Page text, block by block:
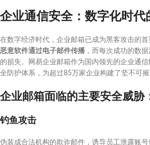
企业通信安全：数字化时代
在数字经济时代，企业邮箱已成为黑客攻击的首
恶意软件通过电子邮件传播 ，而每次成功的数
的损失。网易企业邮箱作为国内领先的企业通
全防护体系，为超过85万家企业构建了坚不可摧
企业邮箱面临的主要安全威胁
钓鱼攻击
伪装成合法机构的欺诈邮件，诱导员工泄露账号